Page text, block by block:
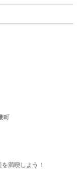
町
満喫しよう！